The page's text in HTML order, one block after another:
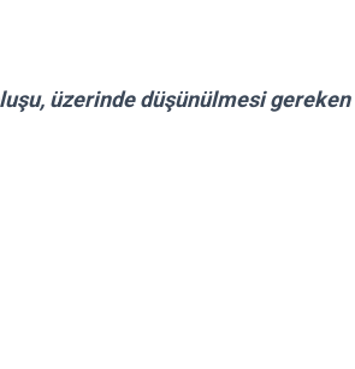
üzerinde düşünülmesi gereken